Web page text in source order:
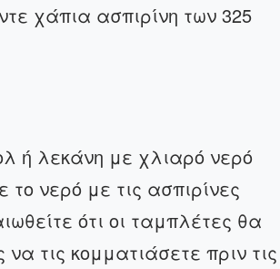
χάπια ασπιρίνη των 325
ή λεκάνη με χλιαρό νερό
νερό με τις ασπιρίνες
ότι οι ταμπλέτες θα
τις κομματιάσετε πριν τις